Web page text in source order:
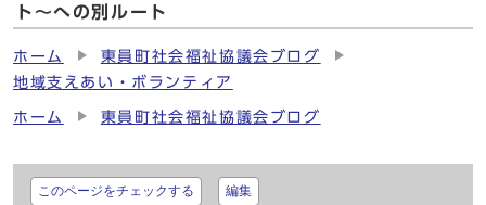
ト～への別ルート
ホーム
東員町社会福祉協議会ブログ
地域支えあい・ボランティア
ホーム 東員町社会福祉協議会ブログ
このページをチェックする 編集